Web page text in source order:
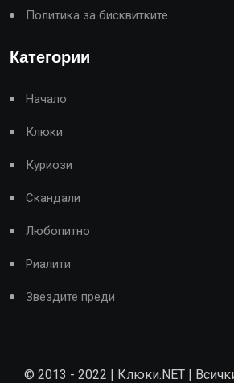
Политика за бисквитките
Категории
Начало
Клюки
Куриози
Скандали
Любопитно
Риалити
Звездите преди
© 2013 - 2022 | Клюки.NET |